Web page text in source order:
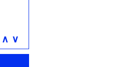
∧ ∨